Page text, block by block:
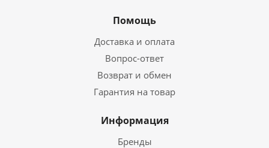
Помощь
Доставка и оплата
Вопрос-ответ
Возврат и обмен
Гарантия на товар
Информация
Бренды